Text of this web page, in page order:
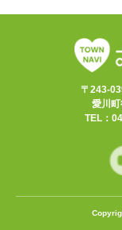
〒243-
愛川
TEL：